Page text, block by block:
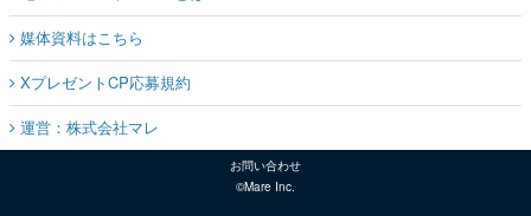
媒体資料はこちら
XプレゼントCP応募規約
運営：株式会社マレ
お問い合わせ
©Mare Inc.